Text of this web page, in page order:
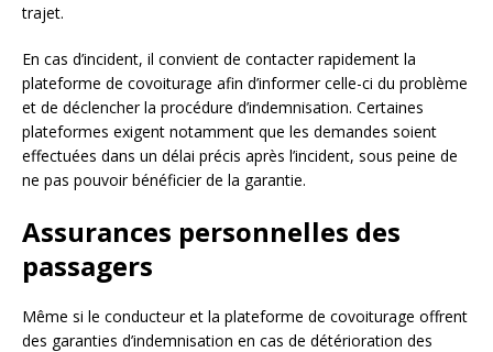
trajet.
En cas d’incident, il convient de contacter rapidement la
plateforme de covoiturage afin d’informer celle-ci du problème
et de déclencher la procédure d’indemnisation. Certaines
plateformes exigent notamment que les demandes soient
effectuées dans un délai précis après l’incident, sous peine de
ne pas pouvoir bénéficier de la garantie.
Assurances personnelles des
passagers
Même si le conducteur et la plateforme de covoiturage offrent
des garanties d’indemnisation en cas de détérioration des